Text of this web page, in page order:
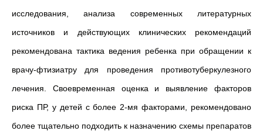
исследования, анализа современных литературных
источников и действующих клинических рекомендаций
рекомендована тактика ведения ребенка при обращении к
врачу-фтизиатру для проведения противотуберкулезного
лечения. Своевременная оценка и выявление факторов
риска ПР, у детей с более 2-мя факторами, рекомендовано
более тщательно подходить к назначению схемы препаратов